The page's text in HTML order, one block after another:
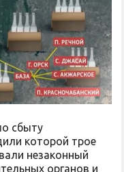
сбыту
которой трое
незаконный
органов и